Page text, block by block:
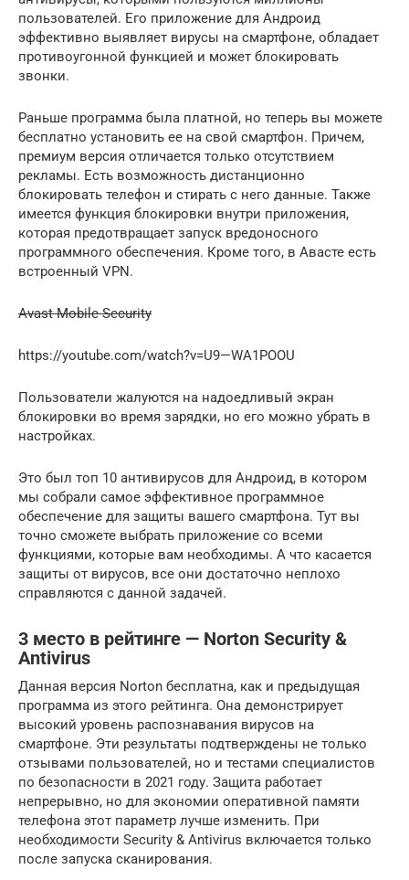
пользователей. Его приложение для Андроид
эффективно выявляет вирусы на смартфоне, обладает
противоугонной функцией и может блокировать
звонки.
Раньше программа была платной, но теперь вы можете
бесплатно установить ее на свой смартфон. Причем,
премиум версия отличается только отсутствием
рекламы. Есть возможность дистанционно
блокировать телефон и стирать с него данные. Также
имеется функция блокировки внутри приложения,
которая предотвращает запуск вредоносного
программного обеспечения. Кроме того, в Авасте есть
встроенный VPN.
Avast Mobile Security
https://youtube.com/watch?v=U9—WA1POOU
Пользователи жалуются на надоедливый экран
блокировки во время зарядки, но его можно убрать в
настройках.
Это был топ 10 антивирусов для Андроид, в котором
мы собрали самое эффективное программное
обеспечение для защиты вашего смартфона. Тут вы
точно сможете выбрать приложение со всеми
функциями, которые вам необходимы. А что касается
защиты от вирусов, все они достаточно неплохо
справляются с данной задачей.
3 место в рейтинге — Norton Security &
Antivirus
Данная версия Norton бесплатна, как и предыдущая
программа из этого рейтинга. Она демонстрирует
высокий уровень распознавания вирусов на
смартфоне. Эти результаты подтверждены не только
отзывами пользователей, но и тестами специалистов
по безопасности в 2021 году. Защита работает
непрерывно, но для экономии оперативной памяти
телефона этот параметр лучше изменить. При
необходимости Security & Antivirus включается только
после запуска сканирования.